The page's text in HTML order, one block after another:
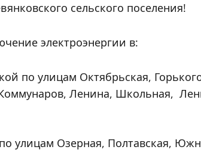
сельского поселения!
электроэнергии в:
по улицам Октябрьская,
Ленина, Школьная,
улицам Озерная, Полтавская,